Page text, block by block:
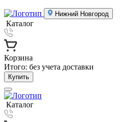
Нижний Новгород
Каталог
Корзина
Итого: без учета доставки
Купить
Каталог